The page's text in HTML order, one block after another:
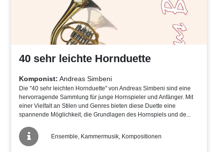
40 sehr leichte Hornduette
Komponist: Andreas Simbeni
Die "40 sehr leichten Hornduette" von Andreas Simbeni sind eine
hervorragende Sammlung für junge Hornspieler und Anfänger. Mit
einer Vielfalt an Stilen und Genres bieten diese Duette eine
spannende Möglichkeit, die Grundlagen des Hornspiels und de...
Ensemble, Kammermusik, Kompositionen